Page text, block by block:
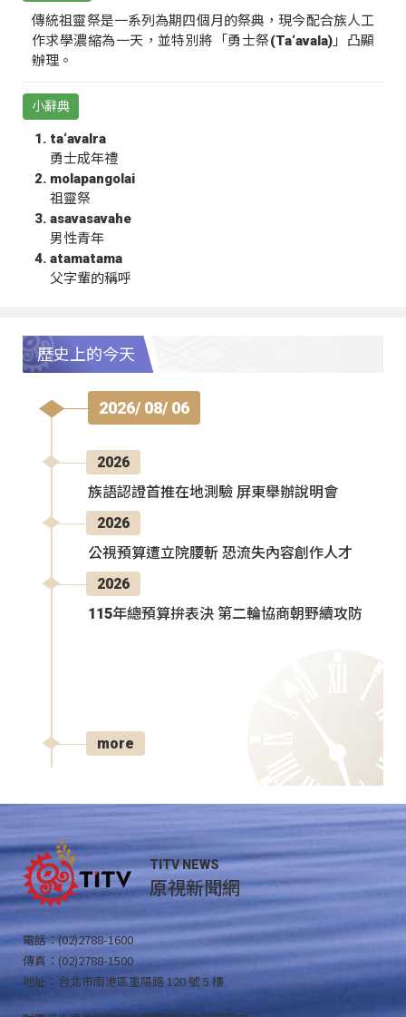
傳統祖靈祭是一系列為期四個月的祭典，現今配合族人工
作求學濃縮為一天，並特別將「勇士祭(Ta‘avala)」凸顯
辦理。
小辭典
ta‘avalra
勇士成年禮
molapangolai
祖靈祭
asavasavahe
男性青年
atamatama
父字輩的稱呼
歷史上的今天
2026/ 08/ 06
2026
族語認證首推在地測驗 屏東舉辦說明會
2026
公視預算遭立院腰斬 恐流失內容創作人才
2026
115年總預算拚表決 第二輪協商朝野續攻防
more
TITV NEWS
原視新聞網
電話：(02)2788-1600
傳真：(02)2788-1500
地址：台北市南港區重陽路 120 號 5 樓